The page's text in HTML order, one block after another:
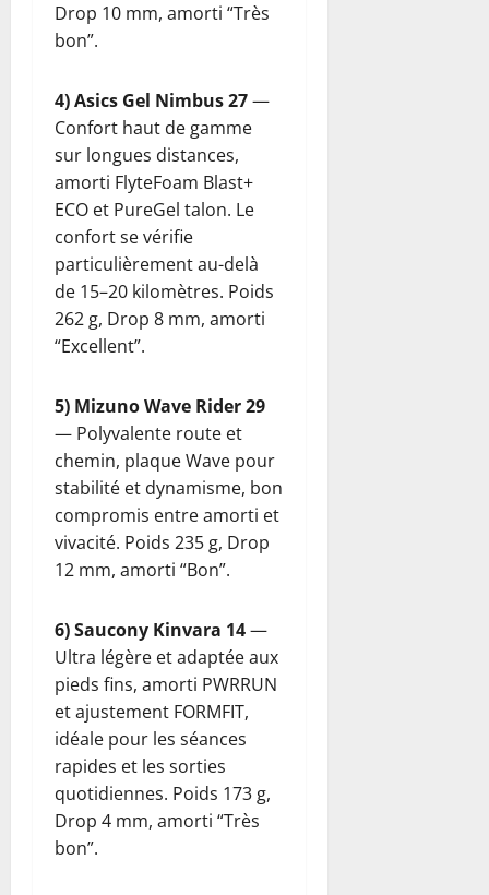
Drop 10 mm, amorti “Très
bon”.
4) Asics Gel Nimbus 27—
Confort haut de gamme
sur longues distances,
amorti FlyteFoam Blast+
ECO et PureGel talon. Le
confort se vérifie
particulièrement au-delà
de 15–20 kilomètres. Poids
262 g, Drop 8 mm, amorti
“Excellent”.
5) Mizuno Wave Rider 29
— Polyvalente route et
chemin, plaque Wave pour
stabilité et dynamisme, bon
compromis entre amorti et
vivacité. Poids 235 g, Drop
12 mm, amorti “Bon”.
6) Saucony Kinvara 14—
Ultra légère et adaptée aux
pieds fins, amorti PWRRUN
et ajustement FORMFIT,
idéale pour les séances
rapides et les sorties
quotidiennes. Poids 173 g,
Drop 4 mm, amorti “Très
bon”.